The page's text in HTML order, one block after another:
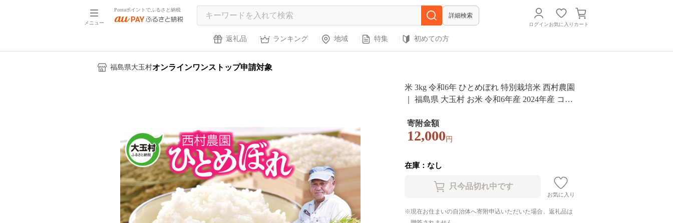
メニュー
Pontaポイントでふるさと納税
詳細検索
ログインお気に入り カート
返礼品 ランキング 地域 特集 初めての方
福島県大玉村オンラインワンストップ申請対象
米 3kg 令和6年 ひとめぼれ 特別栽培米 西村農園
｜ 福島県 大玉村 お米 令和6年産 2024年産 コメ
寄附金額
12,000 円
在庫：なし
お気に入り
現在お住まいの自治体へ寄附申込いただいた場合、返礼品は